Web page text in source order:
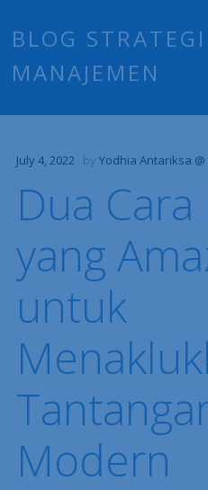
BLOG
MANAJEMEN
July 4, 2022 by Yodhia Antariksa
Dua
yang
untuk
Modern